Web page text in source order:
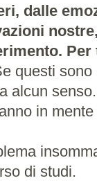
dalle
questi
alcun
in
di studi.